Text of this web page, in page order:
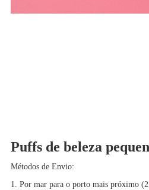
Puffs de beleza
Métodos de Envio:
1. Por mar para o porto mais próximo